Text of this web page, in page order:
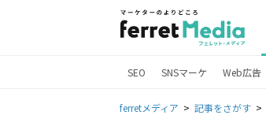
SEO SNSマーケ Web広告
ferretメディア 記事をさがす